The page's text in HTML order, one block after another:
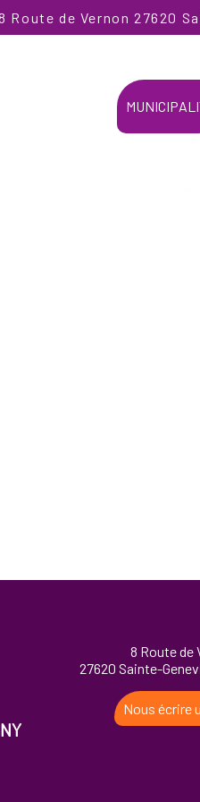
Route de Vernon 27620
8 Route de
27620 Sainte-
Nous écrire